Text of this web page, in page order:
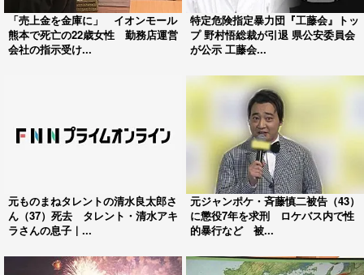
「売上金を金庫に」 イオンモール
熊本で死亡の22歳女性 勤務店運営
会社の指示受け...
特定危険指定暴力団『工藤会』トッ
プ 野村悟総裁が引退 県公安委員会
が公示 工藤会...
元ものまねタレントの清水良太郎さ
ん（37）死去 タレント・清水アキ
ラさんの息子｜...
元ジャンポケ・斉藤慎二被告（43）
に懲役7年を求刑 ロケバス内で性
的暴行など 被...